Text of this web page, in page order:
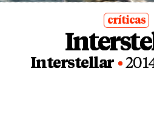
posted
in
críticas
Interstellar